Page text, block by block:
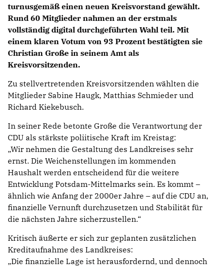
turnusgemäß einen neuen Kreisvorstand gewählt.
Rund 60 Mitglieder nahmen an der erstmals
vollständig digital durchgeführten Wahl teil. Mit
einem klaren Votum von 93 Prozent bestätigten sie
Christian Große in seinem Amt als
Kreisvorsitzenden.
Zu stellvertretenden Kreisvorsitzenden wählten die
Mitglieder Sabine Haugk, Matthias Schmieder und
Richard Kiekebusch.
In seiner Rede betonte Große die Verantwortung der
CDU als stärkste poliitische Kraft im Kreistag:
Wir nehmen die Gestaltung des Landkreises sehr
ernst. Die Weichenstellungen im kommenden
Haushalt werden entscheidend für die weitere
Entwicklung Potsdam-Mittelmarks sein. Es kommt –
ähnlich wie Anfang der 2000er Jahre – auf die CDU an,
finanzielle Vernunft durchzusetzen und Stabilität für
die nächsten Jahre sicherzustellen.“
Kritisch äußerte er sich zur geplanten zusätzlichen
Kreditaufnahme des Landkreises:
Die finanzielle Lage ist herausfordernd, und dennoch